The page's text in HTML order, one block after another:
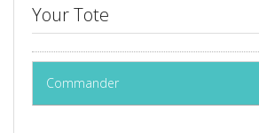
Your Tote
Commander